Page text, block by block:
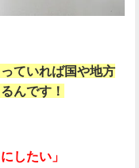
ていれば国や地方
んです！
したい」